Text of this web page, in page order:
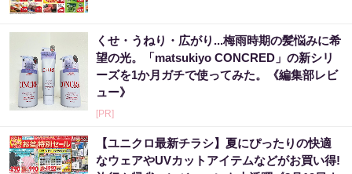
くせ・うねり・広がり...梅雨時期の髪悩みに希
望の光。「matsukiyo CONCRED」の新シリ
ーズを1か月ガチで使ってみた。《編集部レビ
ュー》
[PR]
【ユニクロ最新チラシ】夏にぴったりの快適
なウェアやUVカットアイテムなどがお買い得!